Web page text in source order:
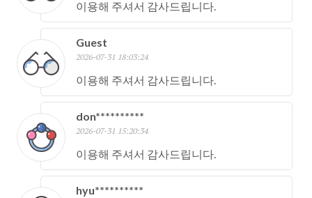
이용해 주셔서 감사드립니다.
Guest
2026-07-31 18:03:24
이용해 주셔서 감사드립니다.
don**********
2026-07-31 15:20:34
이용해 주셔서 감사드립니다.
hyu**********